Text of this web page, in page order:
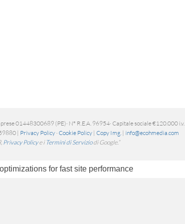
01448300689 (PE)· N° R.E.A. 96954· Capitale sociale €120.000 i.v.
| Privacy Policy· Cookie Policy| Copy Img.| info@ecohmedia.com
Privacy Policye i Termini di Serviziodi Google.”